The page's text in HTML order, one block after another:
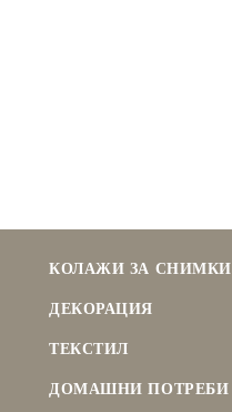
КОЛАЖИ ЗА СНИМКИ
ДЕКОРАЦИЯ
ТЕКСТИЛ
ДОМАШНИ ПОТРЕБИ